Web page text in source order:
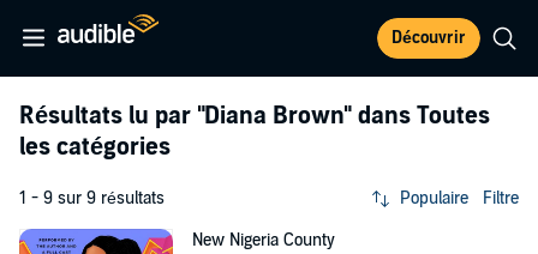
Découvrir
Résultats lu par "Diana Brown" dans Toutes
les catégories
1 - 9 sur 9 résultats Populaire Filtre
New Nigeria County